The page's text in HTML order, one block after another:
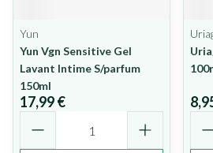
Yun
Yun Vgn Sensitive Gel
Lavant Intime S/parfum
150ml
17,99 €